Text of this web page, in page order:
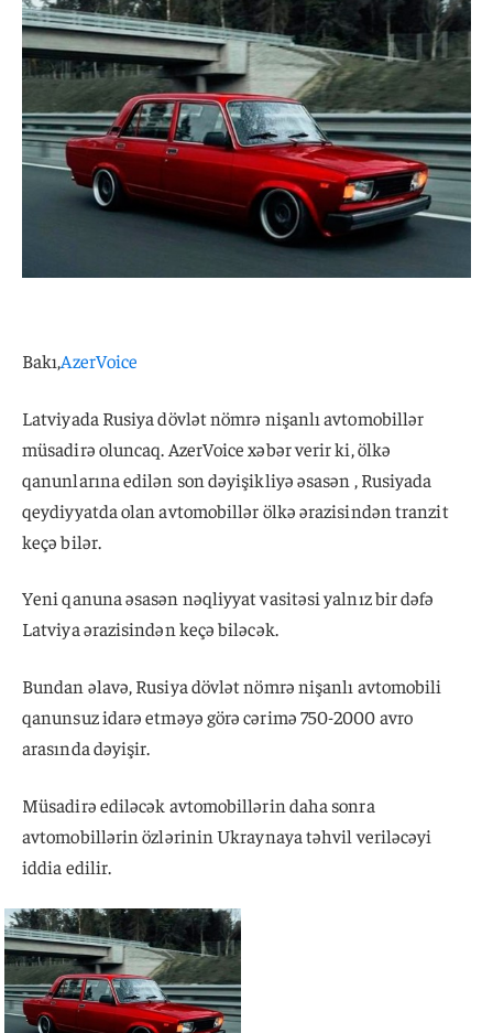
Bakı,AzerVoice
Latviyada Rusiya dövlət nömrə nişanlı avtomobillər
müsadirə oluncaq. AzerVoice xəbər verir ki, ölkə
qanunlarına edilən son dəyişikliyə əsasən , Rusiyada
qeydiyyatda olan avtomobillər ölkə ərazisindən tranzit
keçə bilər.
Yeni qanuna əsasən nəqliyyat vasitəsi yalnız bir dəfə
Latviya ərazisindən keçə biləcək.
Bundan əlavə, Rusiya dövlət nömrə nişanlı avtomobili
qanunsuz idarə etməyə görə cərimə 750-2000 avro
arasında dəyişir.
Müsadirə ediləcək avtomobillərin daha sonra
avtomobillərin özlərinin Ukraynaya təhvil veriləcəyi
iddia edilir.